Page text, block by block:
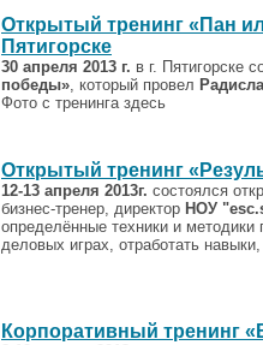
Открытый тренинг «Пан
Пятигорске
30 апреля 2013 г. в г. Пятигорске
победы», который провел
Фото с тренинга здесь
Открытый тренинг
12-13 апреля 2013г. состоялся
бизнес-тренер, директор НОУ
определённые техники и методики
деловых играх, отработать
Корпоративный тренинг